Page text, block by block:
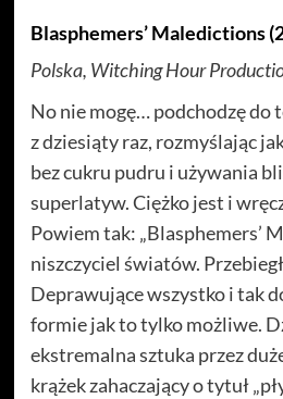
Blasphemers’ Maledictions
Polska, Witching Hour
No nie mogę… podchodzę do
z dziesiąty raz, rozmyślając
bez cukru pudru i używania
superlatyw. Ciężko jest i
Powiem tak: „Blasphemers’
niszczyciel światów.
Deprawujące wszystko i tak
formie jak to tylko możliwe.
ekstremalna sztuka przez
krążek zahaczający o tytuł